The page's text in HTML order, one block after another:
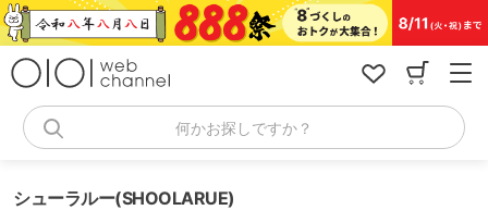
コ
ン
何かお探しですか？
シューラルー(SHOOLARUE)